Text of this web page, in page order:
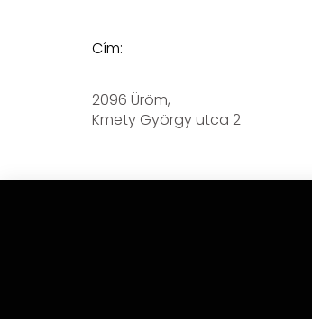
Cím:
2096 Üröm,
Kmety György utca 2